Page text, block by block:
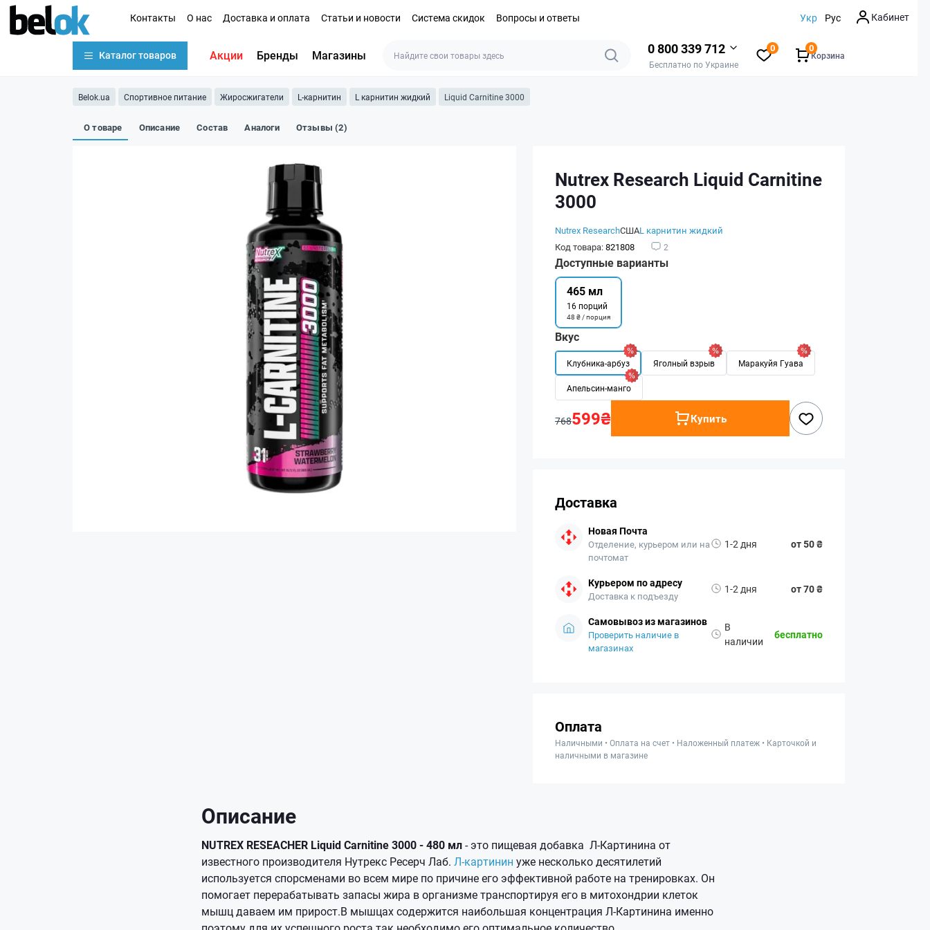
Контакты О нас Доставка и оплата Статьи и новости Система скидок Вопросы и ответы Укр Рус Кабинет
Каталог товаров Акции Бренды Магазины 0 800 339 712
Бесплатно по Украине
0
Корзина
0
Belok.ua Спортивное питание Жиросжигатели L-карнитин L карнитин жидкий Liquid Carnitine 3000
О товаре Описание Состав Аналоги Отзывы (2)
Nutrex Research Liquid Carnitine
3000
Nutrex ResearchСШАL карнитин жидкий
Код товара:821808 2
Доступные варианты
465 мл
16 порций
48 ₴ / порция
Вкус
Клубника-арбуз Яголный взрыв Маракуйя Гуава
Апельсин-манго
768599₴ Купить
Доставка
Новая Почта
Отделение, курьером или на
почтомат
1-2 дня от 50 ₴
Курьером по адресу
Доставка к подъезду
1-2 дня от 70 ₴
Самовывоз из магазинов
Проверить наличие в
магазинах
В
наличии
бесплатно
Оплата
Наличными • Оплата на счет • Наложенный платеж • Карточкой и
наличными в магазине
Описание
NUTREX RESEACHER Liquid Carnitine 3000 - 480 мл- это пищевая добавка Л-Картинина от
известного производителя Нутрекс Ресерч Лаб. Л-картинин уже несколько десятилетий
используется спорсменами во всем мире по причине его эффективной работе на тренировках. Он
помогает перерабатывать запасы жира в организме транспортируя его в митохондрии клеток
мышц даваем им прирост.В мышцах содержится наибольшая концентрация Л-Картинина именно